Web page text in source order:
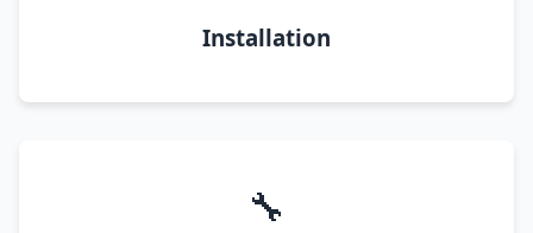
Installation
🔧